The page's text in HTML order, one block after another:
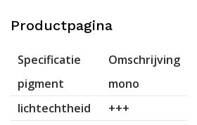
Productpagina
Specificatie
Omschrijving
pigment
mono
lichtechtheid
+++